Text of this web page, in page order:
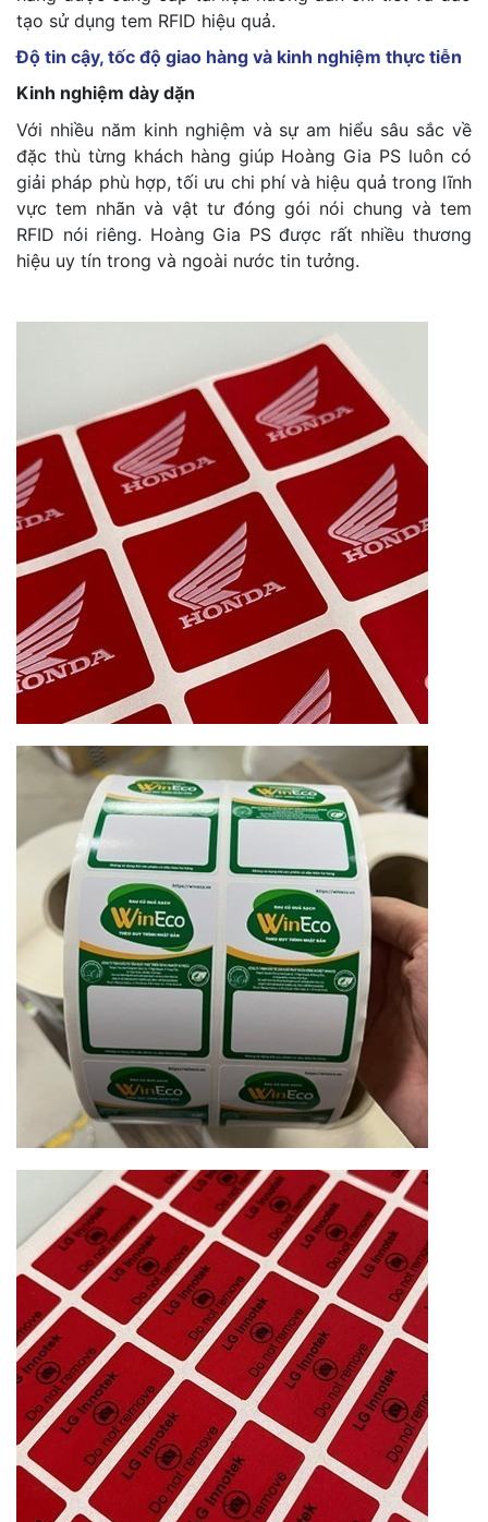
tạo sử dụng tem RFID hiệu quả.
Độ tin cậy, tốc độ giao hàng và kinh nghiệm thực tiễn
Kinh nghiệm dày dặn
Với nhiều năm kinh nghiệm và sự am hiểu sâu sắc về
đặc thù từng khách hàng giúp Hoàng Gia PS luôn có
giải pháp phù hợp, tối ưu chi phí và hiệu quả trong lĩnh
vực tem nhãn và vật tư đóng gói nói chung và tem
RFID nói riêng. Hoàng Gia PS được rất nhiều thương
hiệu uy tín trong và ngoài nước tin tưởng.